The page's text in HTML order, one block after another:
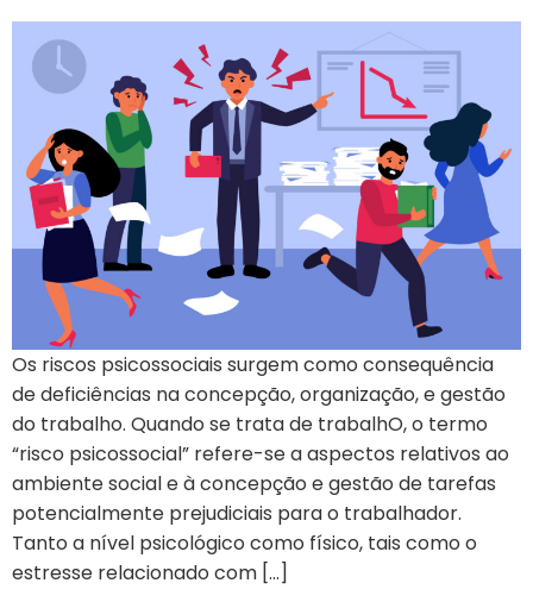
Os riscos psicossociais surgem como consequência
de deficiências na concepção, organização, e gestão
do trabalho. Quando se trata de trabalhO, o termo
“risco psicossocial” refere-se a aspectos relativos ao
ambiente social e à concepção e gestão de tarefas
potencialmente prejudiciais para o trabalhador.
Tanto a nível psicológico como físico, tais como o
estresse relacionado com […]